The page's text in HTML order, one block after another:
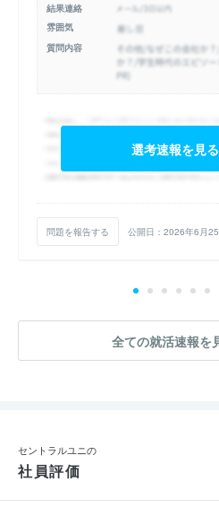
結果連絡
雰囲気
質問内容
選考速報を見る
問題を報告する 公開日：2026年6月
全ての就活速報を
セントラルユニの
社員評価